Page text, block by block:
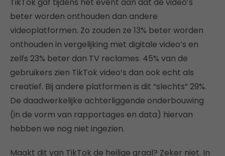
beter worden onthouden dan andere
videoplatformen. Zo zouden ze 13% beter worden
onthouden in vergelijking met digitale video’s en
zelfs 23% beter dan TV reclames. 45% van de
gebruikers zien TikTok video’s dan ook echt als
creatief. Bij andere platformen is dit “slechts” 29%.
De daadwerkelijke achterliggende onderbouwing
(in de vorm van rapportages en data) hiervan
hebben we nog niet ingezien.
Maakt dit van TikTok de heilige graal? Zeker niet. In